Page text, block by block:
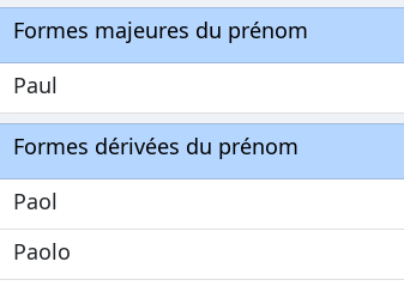
Formes majeures du prénom
Paul
Formes dérivées du prénom
Paol
Paolo